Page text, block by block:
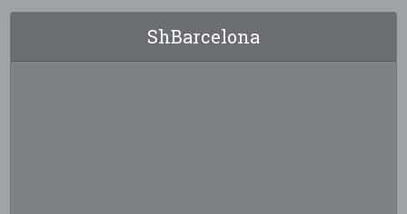
ShBarcelona